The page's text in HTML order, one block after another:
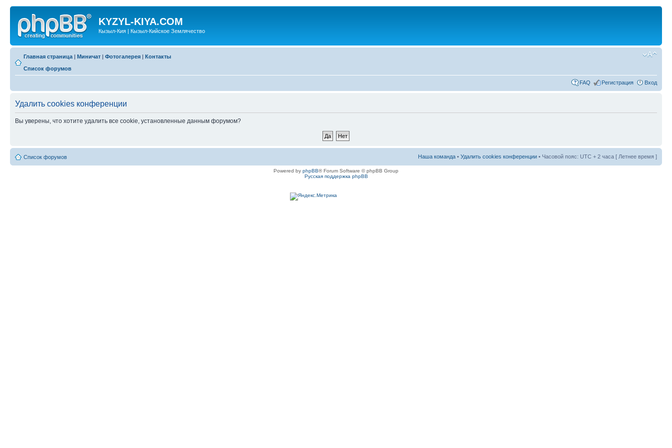
KYZYL-KIYA.COM
Кызыл-Кия | Кызыл-Кийское Землячество
Главная страница | Миничат | Фотогалерея | Контакты
Список форумов
FAQ Регистрация Вход
Удалить cookies конференции
Вы уверены, что хотите удалить все cookie, установленные данным форумом?
Список форумов Наша команда • Удалить cookies конференции • Часовой пояс: UTC + 2 часа [ Летнее время ]
Powered by phpBB® Forum Software © phpBB Group
Русская поддержка phpBB